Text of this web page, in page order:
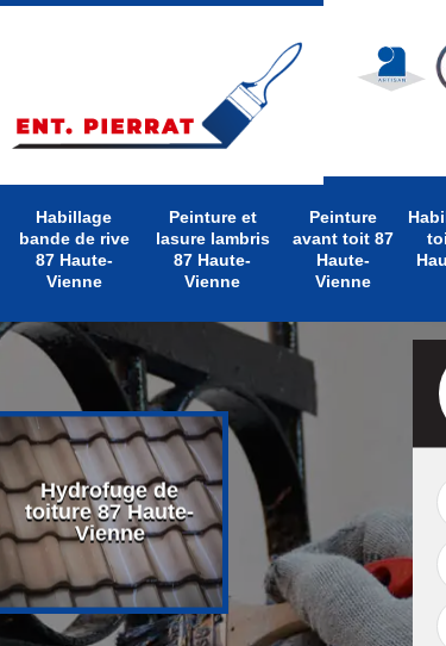
Habillage
bande de rive
87 Haute-
Vienne
Peinture et
lasure lambris
87 Haute-
Vienne
Peinture
avant toit 87
Haute-
Vienne
Hydrofuge de
toiture 87 Haute-
Vienne
Nettoyage de
toiture 87 Haute-
Vienne